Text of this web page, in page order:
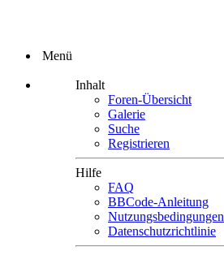
Menü
Inhalt
Foren-Übersicht
Galerie
Suche
Registrieren
Hilfe
FAQ
BBCode-Anleitung
Nutzungsbedingungen
Datenschutzrichtlinie